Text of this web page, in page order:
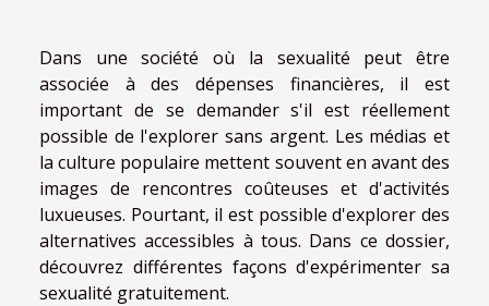
Dans une société où la sexualité peut être
associée à des dépenses financières, il est
important de se demander s'il est réellement
possible de l'explorer sans argent. Les médias et
la culture populaire mettent souvent en avant des
images de rencontres coûteuses et d'activités
luxueuses. Pourtant, il est possible d'explorer des
alternatives accessibles à tous. Dans ce dossier,
découvrez différentes façons d'expérimenter sa
sexualité gratuitement.